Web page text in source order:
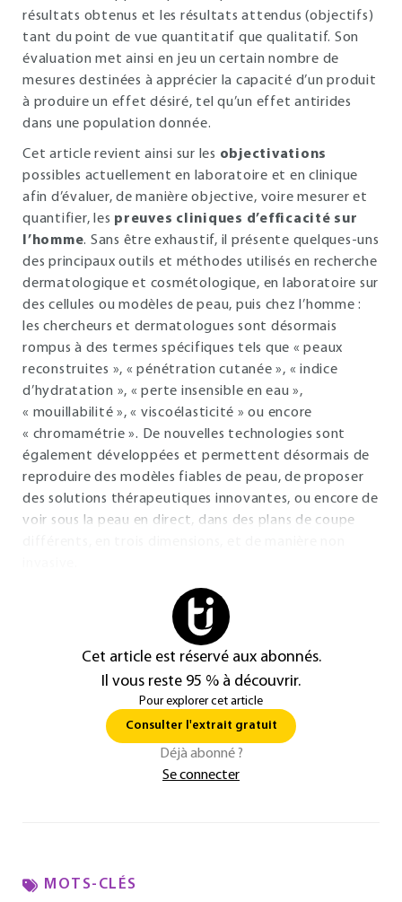
résultats obtenus et les résultats attendus (objectifs)
tant du point de vue quantitatif que qualitatif. Son
évaluation met ainsi en jeu un certain nombre de
mesures destinées à apprécier la capacité d’un produit
à produire un effet désiré, tel qu’un effet antirides
dans une population donnée.
Cet article revient ainsi sur les objectivations
possibles actuellement en laboratoire et en clinique
afin d’évaluer, de manière objective, voire mesurer et
quantifier, les preuves cliniques d’efficacité sur
l’homme. Sans être exhaustif, il présente quelques-uns
des principaux outils et méthodes utilisés en recherche
dermatologique et cosmétologique, en laboratoire sur
des cellules ou modèles de peau, puis chez l’homme :
les chercheurs et dermatologues sont désormais
rompus à des termes spécifiques tels que « peaux
reconstruites », « pénétration cutanée », « indice
d’hydratation », « perte insensible en eau »,
« mouillabilité », « viscoélasticité » ou encore
« chromamétrie ». De nouvelles technologies sont
également développées et permettent désormais de
reproduire des modèles fiables de peau, de proposer
des solutions thérapeutiques innovantes, ou encore de
voir sous la peau en direct, dans des plans de coupe
Cet article est réservé aux abonnés.
Il vous reste 95 % à découvrir.
Pour explorer cet article
Consulter l'extrait gratuit
Déjà abonné ?
Se connecter
MOTS-CLÉS